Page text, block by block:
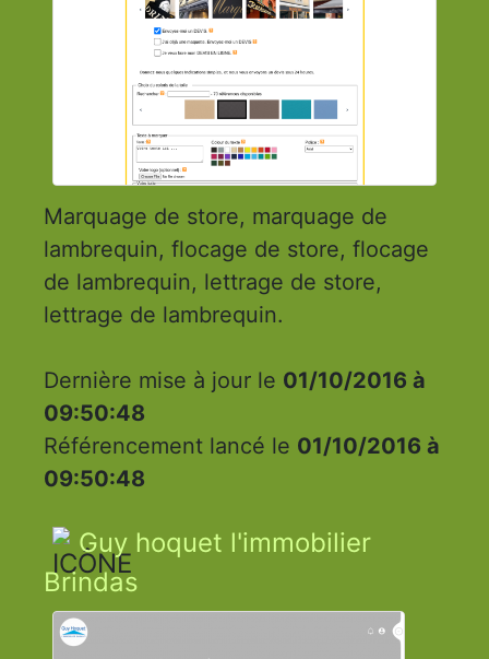
Marquage de store, marquage de
lambrequin, flocage de store, flocage
de lambrequin, lettrage de store,
lettrage de lambrequin.
Dernière mise à jour le 01/10/2016 à
09:50:48
Référencement lancé le 01/10/2016 à
09:50:48
Guy hoquet l'immobilier
Brindas